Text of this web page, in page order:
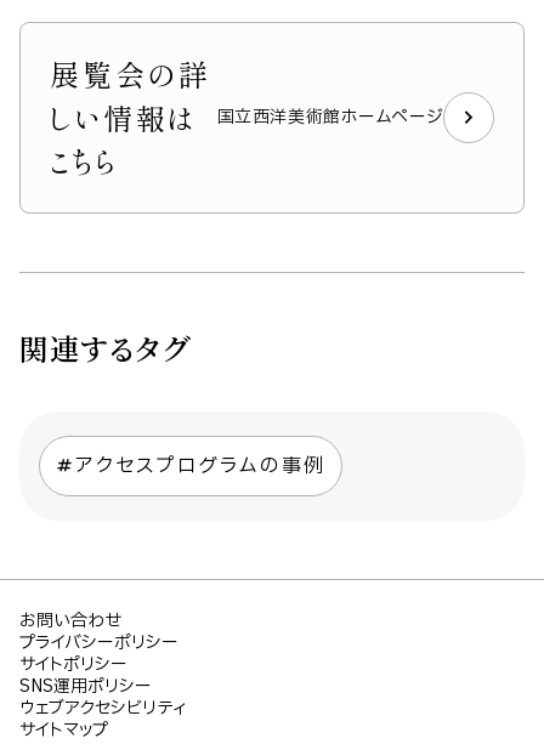
展覧会の詳
しい情報は
こちら
国立西洋美術館ホームページ
関連するタグ
アクセスプログラムの事例
お問い合わせ
プライバシーポリシー
サイトポリシー
SNS運用ポリシー
ウェブアクセシビリティ
サイトマップ